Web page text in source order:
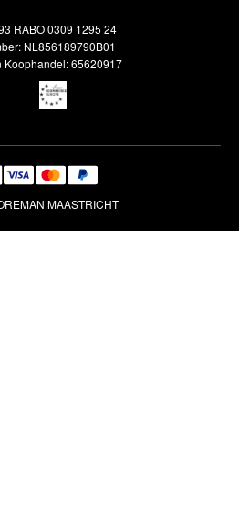
RABO 0309 1295 24
NL856189790B01
Koophandel: 65620917
MAASTRICHT